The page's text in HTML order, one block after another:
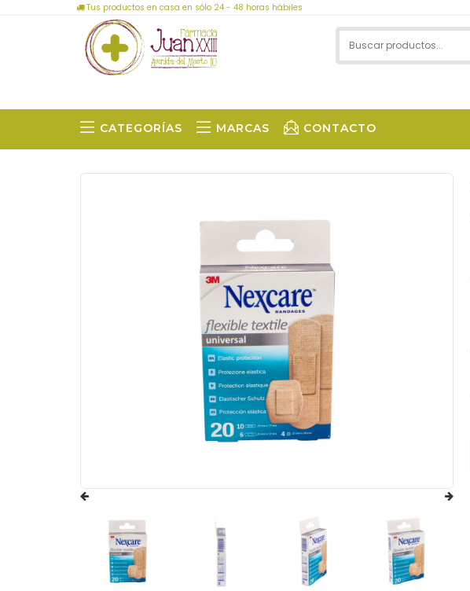
Tus productos en casa en sólo 24 - 48 horas hábiles
CATEGORÍAS MARCAS CONTACTO